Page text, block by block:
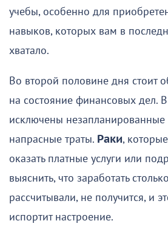
учебы, особенно для
навыков, которых вам в
хватало.
Во второй половине дня стоит
на состояние финансовых дел.
исключены
напрасные траты. Раки,
оказать платные услуги или
выяснить, что заработать
рассчитывали, не получится, и
испортит настроение.